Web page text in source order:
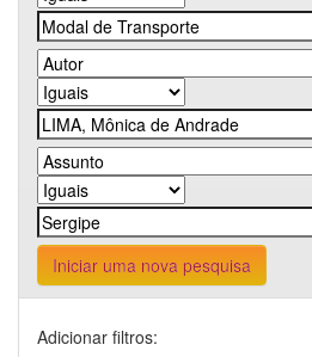
Iniciar uma nova pesquisa
Adicionar filtros: